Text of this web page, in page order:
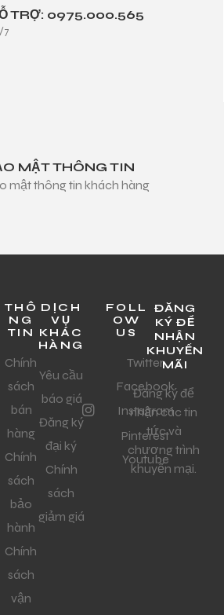
TRỢ: 0975.000.565
7
MẬT THÔNG TIN
mật thông tin khách hàng
THÔ
NG
TIN
Chính
sách
bán
hàng
Chính
sách
bảo
hành
Chính
sách
vận
DỊCH
VỤ
KHÁC
HÀNG
Yêu cầu
báo giá
Đăng ký
đại ký
Chính
sách
giảm giá
FOLL
OW
US
Twitter
Facebook
Instagram
Pinterest
Youtube
ĐĂNG
KÝ ĐỂ
NHẬN
KHUYẾN
MÃI
Đăng ký để
nhận các tin
tức và
chương trình
khuyến mại.